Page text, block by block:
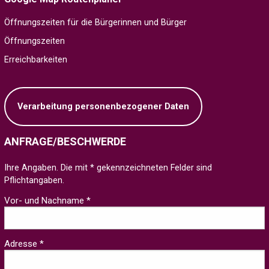
Öffnungszeiten für die Bürgerinnen und Bürger
Öffnungszeiten
Erreichbarkeiten
Verarbeitung personenbezogener Daten
ANFRAGE/BESCHWERDE
Ihre Angaben. Die mit * gekennzeichneten Felder sind
Pflichtangaben.
Vor- und Nachname *
Adresse *